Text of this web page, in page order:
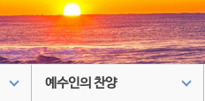
예수인의 찬양